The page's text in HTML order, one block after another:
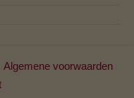
Algemene voorwaarden